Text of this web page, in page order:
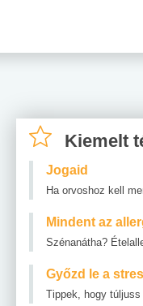
Kiemelt
Jogaid
Ha orvoshoz kell
Mindent az
Szénanátha?
Győzd le a
Tippek, hogy